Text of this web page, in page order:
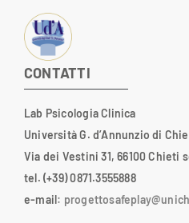
CONTATTI
Lab Psicologia Clinica
Università G. d’Annunzio di
Via dei Vestini 31, 66100 Chieti
tel. (+39) 0871.3555888
e-mail: